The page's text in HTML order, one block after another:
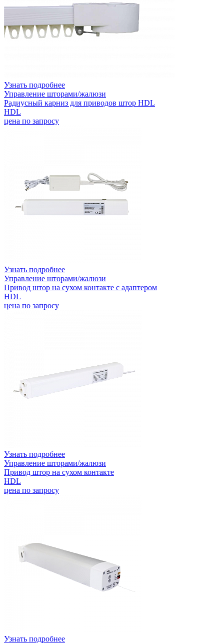
Узнать подробнее
Управление шторами/жалюзи
Радиусный карниз для приводов штор HDL
HDL
цена по запросу
Узнать подробнее
Управление шторами/жалюзи
Привод штор на сухом контакте с адаптером
HDL
цена по запросу
Узнать подробнее
Управление шторами/жалюзи
Привод штор на сухом контакте
HDL
цена по запросу
Узнать подробнее